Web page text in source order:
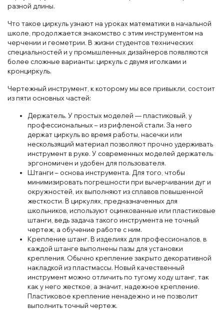
разной длины.
Что такое циркуль узнают на уроках математики в начальной
школе, продолжается знакомство с этим инструментом на
черчении и геометрии. В жизни студентов технических
специальностей и у промышленных дизайнеров появляются
более сложные варианты: циркуль с двумя иголками и
кронциркуль.
Чертежный инструмент, к которому мы все привыкли, состоит
из пяти основных частей:
Держатель. У простых моделей — пластиковый, у
профессиональных – из рифленой стали. За него
держат циркуль во время работы, насечки или
нескользящий материал позволяют прочно удерживать
инструмент в руке. У современных моделей держатель
эргономичен и удобен для пользователя.
Штанги – основа инструмента. Для того, чтобы
минимизировать погрешности при вычерчивании дуг и
окружностей, их выполняют из сплавов повышенной
жесткости. В циркулях, предназначенных для
школьников, используют оцинкованные или пластиковые
штанги, ведь задача такого инструмента не точный
чертеж, а обучение работе с ним.
Крепление штанг. В изделиях для профессионалов, в
каждой штанге выполнены пазы для установки
крепления. Обычно крепление закрыто декоративной
накладкой из пластмассы. Новый качественный
инструмент можно отличить по тугому ходу штанг, так
как у него жесткое, а значит, надежное крепление.
Пластиковое крепление ненадежно и не позволит
выполнить точный чертеж.